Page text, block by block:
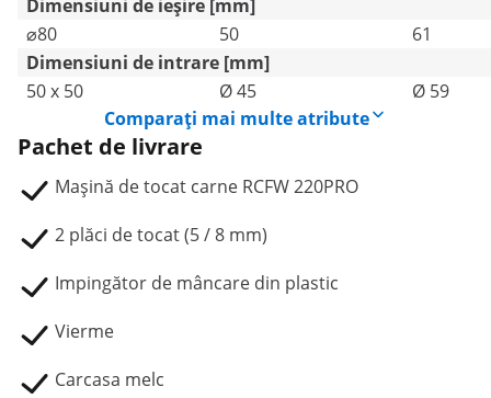
Dimensiuni de ieșire [mm]
⌀80
50
61
Dimensiuni de intrare [mm]
50 x 50
Ø 45
Ø 59
Comparați mai multe atribute
Pachet de livrare
Mașină de tocat carne RCFW 220PRO
2 plăci de tocat (5 / 8 mm)
Impingător de mâncare din plastic
Vierme
Carcasa melc